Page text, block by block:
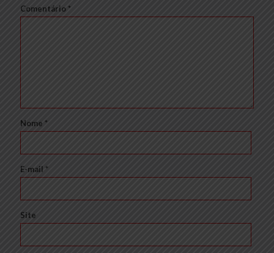
Comentário*
Nome *
E-mail *
Site